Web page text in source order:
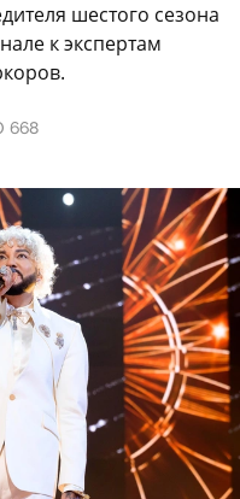
шестого сезона
к экспертам
668